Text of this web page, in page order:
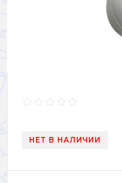
НЕТ В НАЛИЧИИ